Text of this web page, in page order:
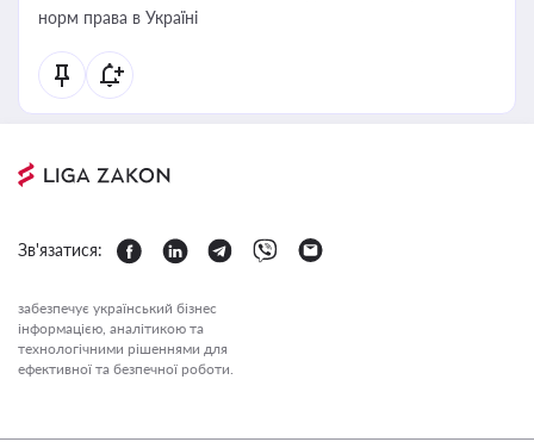
норм права в Україні
Зв'язатися:
забезпечує український бізнес
інформацією, аналітикою та
технологічними рішеннями для
ефективної та безпечної роботи.